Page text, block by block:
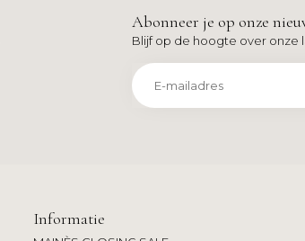
Abonneer je op onze
Blijf op de hoogte over onze
Informatie